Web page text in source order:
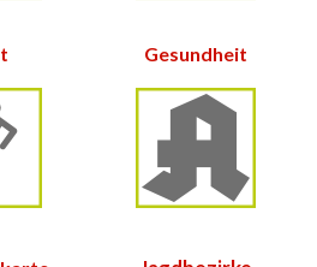
Gesundheit